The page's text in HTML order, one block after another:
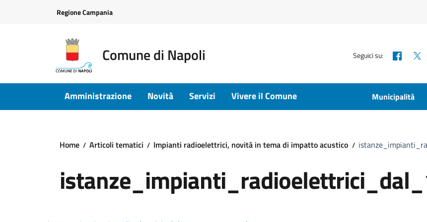
Regione Campania
Comune di Napoli Seguici su:
Amministrazione Novità Servizi Vivere il Comune Municipalità
Home Articoli tematici Impianti radioelettrici, novità in tema di impatto acustico